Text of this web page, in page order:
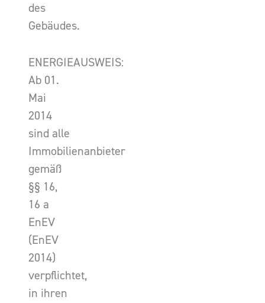
des
Gebäudes.
ENERGIEAUSWEIS:
Ab 01.
Mai
2014
sind alle
Immobilienanbieter
gemäß
§§ 16,
16 a
EnEV
(EnEV
2014)
verpflichtet,
in ihren